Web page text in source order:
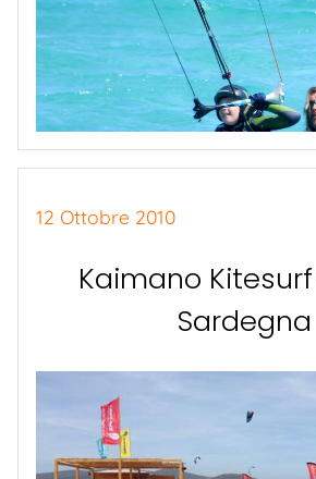
12 Ottobre 2010
Kaimano
Sardegna